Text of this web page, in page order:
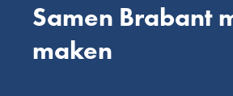
Samen Brabant
maken